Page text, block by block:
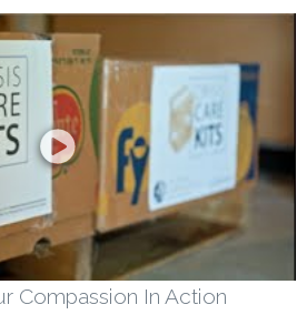
Compassion In Action